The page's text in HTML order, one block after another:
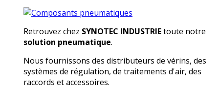
Retrouvez chez SYNOTEC INDUSTRIEtoute notre
solution pneumatique.
Nous fournissons des distributeurs de vérins, des
systèmes de régulation, de traitements d'air, des
raccords et accessoires.